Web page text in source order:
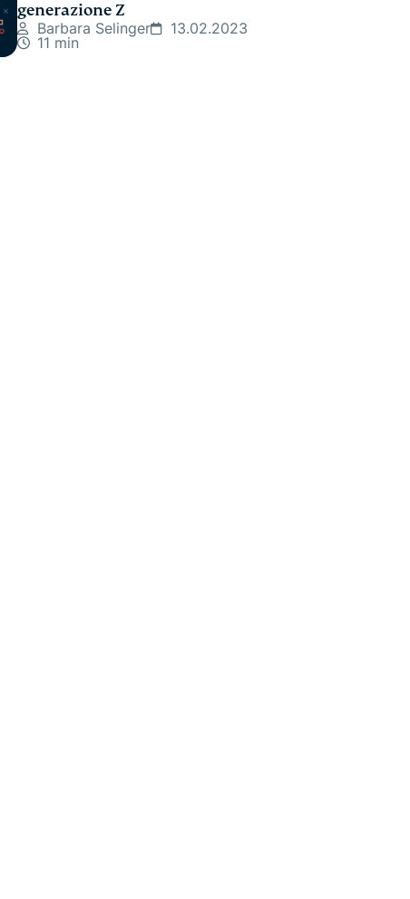
generazione Z
Barbara Selinger
13.02.2023
11 min